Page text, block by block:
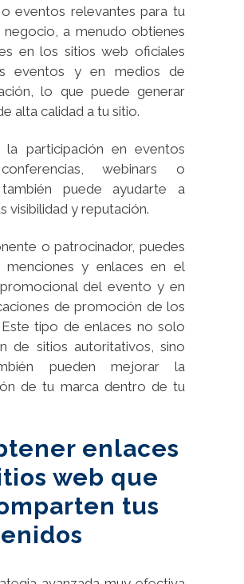
eventos relevantes para tu
negocio, a menudo obtienes
en los sitios web oficiales
eventos y en medios de
lo que puede generar
alta calidad a tu sitio.
la participación en eventos
webinars o
puede ayudarte a
visibilidad y reputación.
o patrocinador, puedes
menciones y enlaces en el
del evento y en
de promoción de los
tipo de enlaces no solo
de sitios autoritativos, sino
pueden mejorar la
de tu marca dentro de tu
enlaces
web que
tus